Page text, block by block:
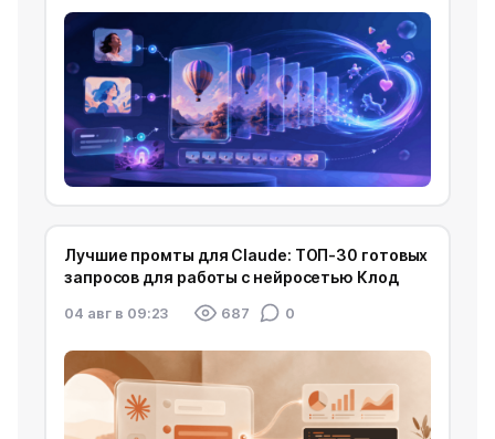
Лучшие промты для Claude: ТОП-30 готовых
запросов для работы с нейросетью Клод
04 авг в 09:23 687 0